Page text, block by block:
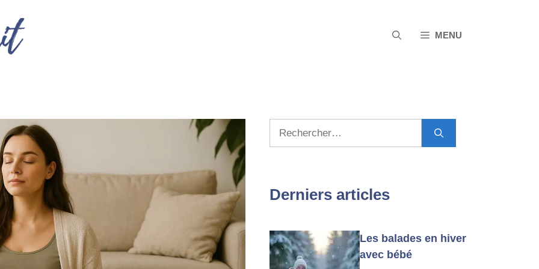
MENU
Derniers articles
Les balades en hiver
avec bébé